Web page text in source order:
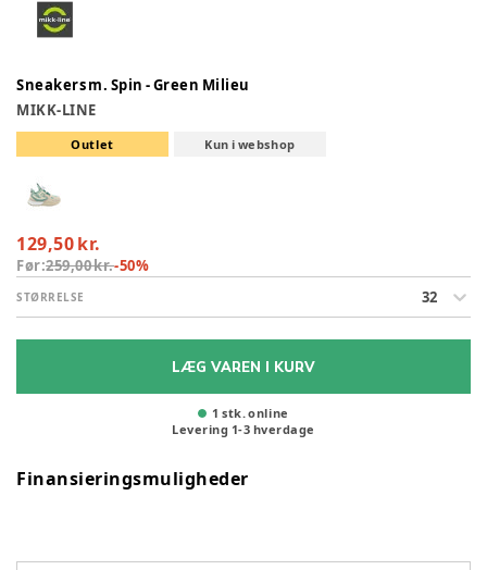
Sneakers m. Spin - Green Milieu
MIKK-LINE
Outlet Kun i webshop
129,50 kr.
Før:259,00 kr.-50%
STØRRELSE 32
LÆG VAREN I KURV
1 stk. online
Levering 1-3 hverdage
Finansieringsmuligheder